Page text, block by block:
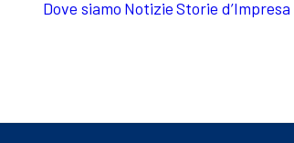
Dove siamo NotizieStorie d’Impresa